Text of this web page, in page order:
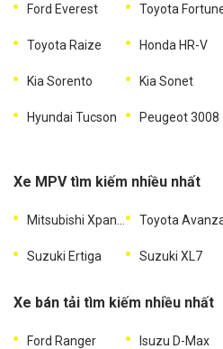
Ford Everest Toyota
Toyota Raize Honda HR-V
Kia Sorento Kia Sonet
Hyundai Tucson Peugeot 3008
Xe MPV tìm kiếm nhiều nhất
Toyota
Suzuki Ertiga Suzuki XL7
Xe bán tải tìm kiếm nhiều nhất
Ford Ranger Isuzu D-Max